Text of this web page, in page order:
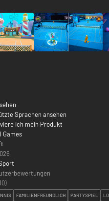
Sprachen ansehen
ich mein Produkt
Games
10)
FAMILIENFREUNDLICH PARTYSPIEL